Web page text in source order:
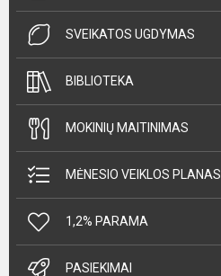
SVEIKATOS UGDYMAS
BIBLIOTEKA
MOKINIŲ MAITINIMAS
MĖNESIO VEIKLOS PLANAS
1,2% PARAMA
PASIEKIMAI